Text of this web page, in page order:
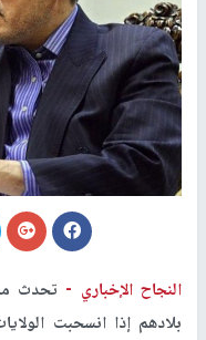
النجاح الإخباري - تحدث
بلادهم إذا انسحبت